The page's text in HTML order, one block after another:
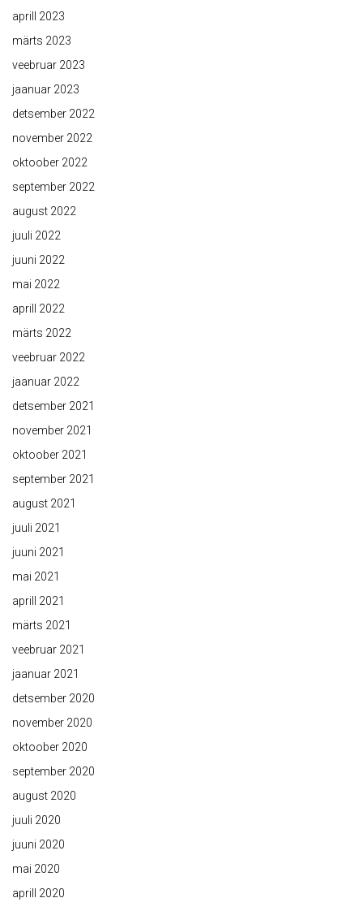
aprill 2023
märts 2023
veebruar 2023
jaanuar 2023
detsember 2022
november 2022
oktoober 2022
september 2022
august 2022
juuli 2022
juuni 2022
mai 2022
aprill 2022
märts 2022
veebruar 2022
jaanuar 2022
detsember 2021
november 2021
oktoober 2021
september 2021
august 2021
juuli 2021
juuni 2021
mai 2021
aprill 2021
märts 2021
veebruar 2021
jaanuar 2021
detsember 2020
november 2020
oktoober 2020
september 2020
august 2020
juuli 2020
juuni 2020
mai 2020
aprill 2020